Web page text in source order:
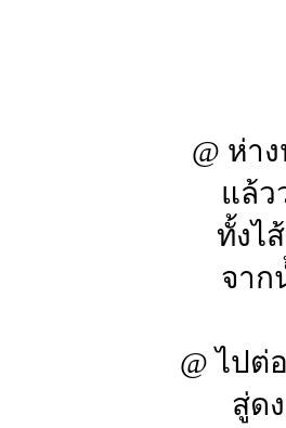
@ ห่า
แล้ว
ทั้งไ
จาก
@ ไปต่
สู่ด